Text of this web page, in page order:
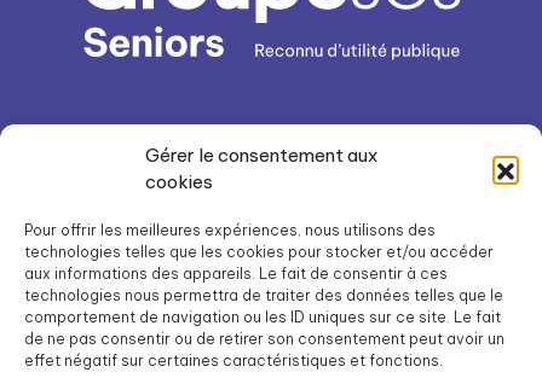
Gérer le consentement aux
cookies
Pour offrir les meilleures expériences, nous utilisons des
technologies telles que les cookies pour stocker et/ou accéder
aux informations des appareils. Le fait de consentir à ces
technologies nous permettra de traiter des données telles que le
comportement de navigation ou les ID uniques sur ce site. Le fait
de ne pas consentir ou de retirer son consentement peut avoir un
effet négatif sur certaines caractéristiques et fonctions.
Mon parcours de vie
Solutions en établissement
Solutions à domicile
Notre organisation